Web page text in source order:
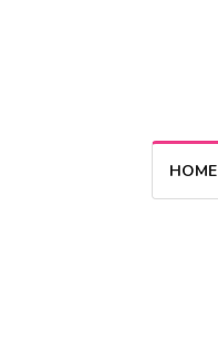
HOME